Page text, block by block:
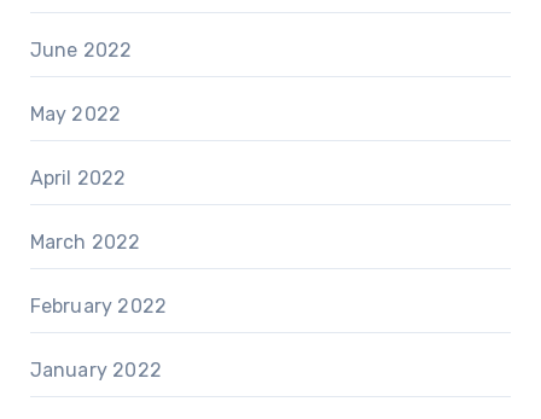
June 2022
May 2022
April 2022
March 2022
February 2022
January 2022